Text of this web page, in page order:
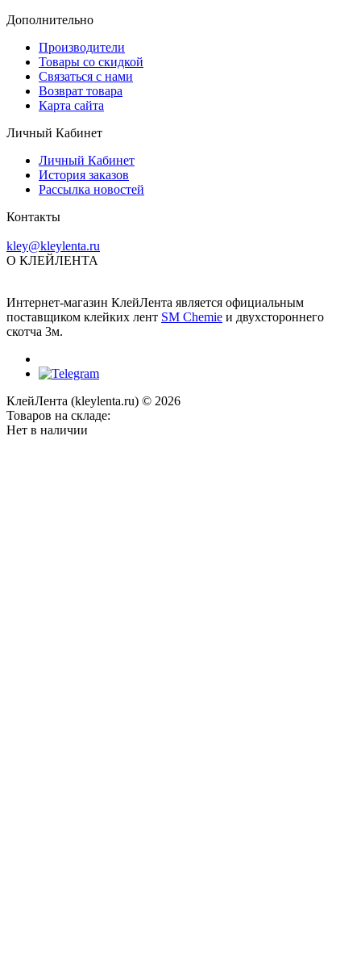
Дополнительно
Производители
Товары со скидкой
Связаться с нами
Возврат товара
Карта сайта
Личный Кабинет
Личный Кабинет
История заказов
Рассылка новостей
Контакты
kley@kleylenta.ru
О КЛЕЙЛЕНТА
Интернет-магазин КлейЛента является официальным
поставщиком клейких лент SM Chemie и двухстороннего
скотча 3м.
КлейЛента (kleylenta.ru) © 2026
Товаров на складе:
Нет в наличии